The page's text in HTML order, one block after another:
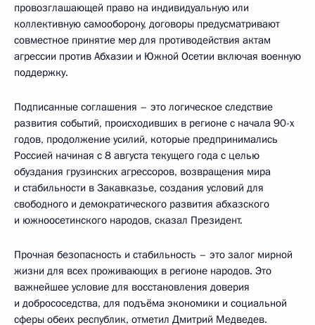
провозглашающей право на индивидуальную или
коллективную самооборону, договоры предусматривают
совместное принятие мер для противодействия актам
агрессии против Абхазии и Южной Осетии включая военную
поддержку.
Подписанные соглашения – это логическое следствие
развития событий, происходивших в регионе с начала 90-х
годов, продолжение усилий, которые предпринимались
Россией начиная с 8 августа текущего года с целью
обуздания грузинских агрессоров, возвращения мира
и стабильности в Закавказье, создания условий для
свободного и демократического развития абхазского
и южноосетинского народов, сказал Президент.
Прочная безопасность и стабильность – это залог мирной
жизни для всех проживающих в регионе народов. Это
важнейшее условие для восстановления доверия
и добрососедства, для подъёма экономики и социальной
сферы обеих республик, отметил Дмитрий Медведев.